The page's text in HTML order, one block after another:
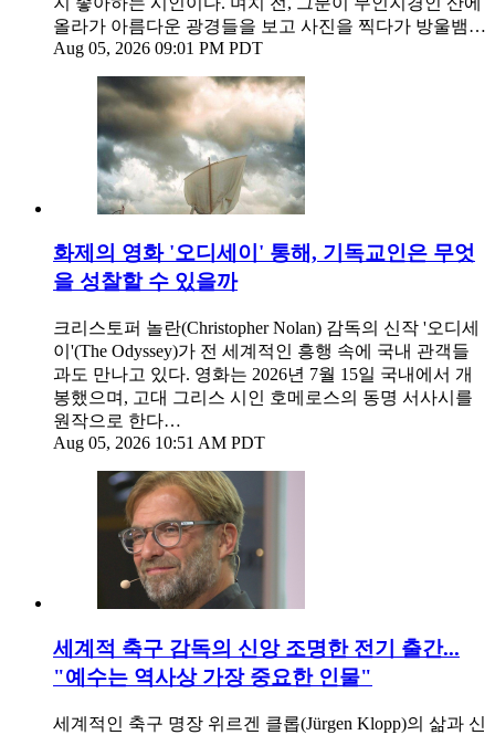
올라가 아름다운 광경들을 보고 사진을 찍다가 방울뱀…
Aug 05, 2026 09:01 PM PDT
화제의 영화 '오디세이' 통해, 기독교인은 무엇
을 성찰할 수 있을까
크리스토퍼 놀란(Christopher Nolan) 감독의 신작 '오디세
이'(The Odyssey)가 전 세계적인 흥행 속에 국내 관객들
과도 만나고 있다. 영화는 2026년 7월 15일 국내에서 개
봉했으며, 고대 그리스 시인 호메로스의 동명 서사시를
원작으로 한다…
Aug 05, 2026 10:51 AM PDT
세계적 축구 감독의 신앙 조명한 전기 출간...
"예수는 역사상 가장 중요한 인물"
세계적인 축구 명장 위르겐 클롭(Jürgen Klopp)의 삶과 신